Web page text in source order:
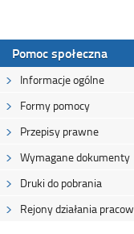
Pomoc społeczna
Informacje ogólne
Formy pomocy
Przepisy prawne
Wymagane dokumenty
Druki do pobrania
Rejony działania